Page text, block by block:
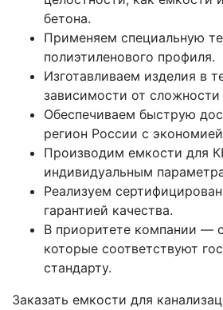
бетона.
Применяем специальную
полиэтиленового профиля.
Изготавливаем изделия в
зависимости от сложности
Обеспечиваем быструю
регион России с
Производим емкости для
индивидуальным
Реализуем
гарантией качества.
В приоритете компании —
которые соответствуют
стандарту.
Заказать емкости для